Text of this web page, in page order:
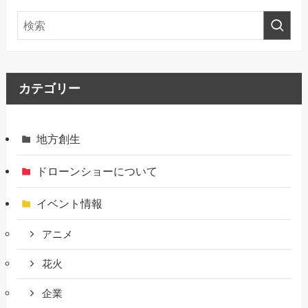
カテゴリー
地方創生
ドローンショーについて
イベント情報
アニメ
花火
企業